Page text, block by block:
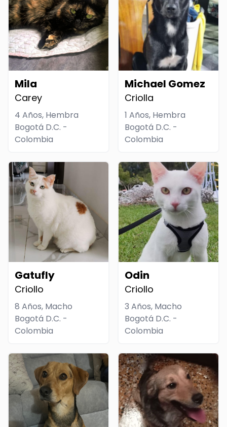
Mila
Carey
4 Años, Hembra
Bogotá D.C. -
Colombia
Michael Gomez
Criolla
1 Años, Hembra
Bogotá D.C. -
Colombia
Gatufly
Criollo
8 Años, Macho
Bogotá D.C. -
Colombia
Odin
Criollo
3 Años, Macho
Bogotá D.C. -
Colombia